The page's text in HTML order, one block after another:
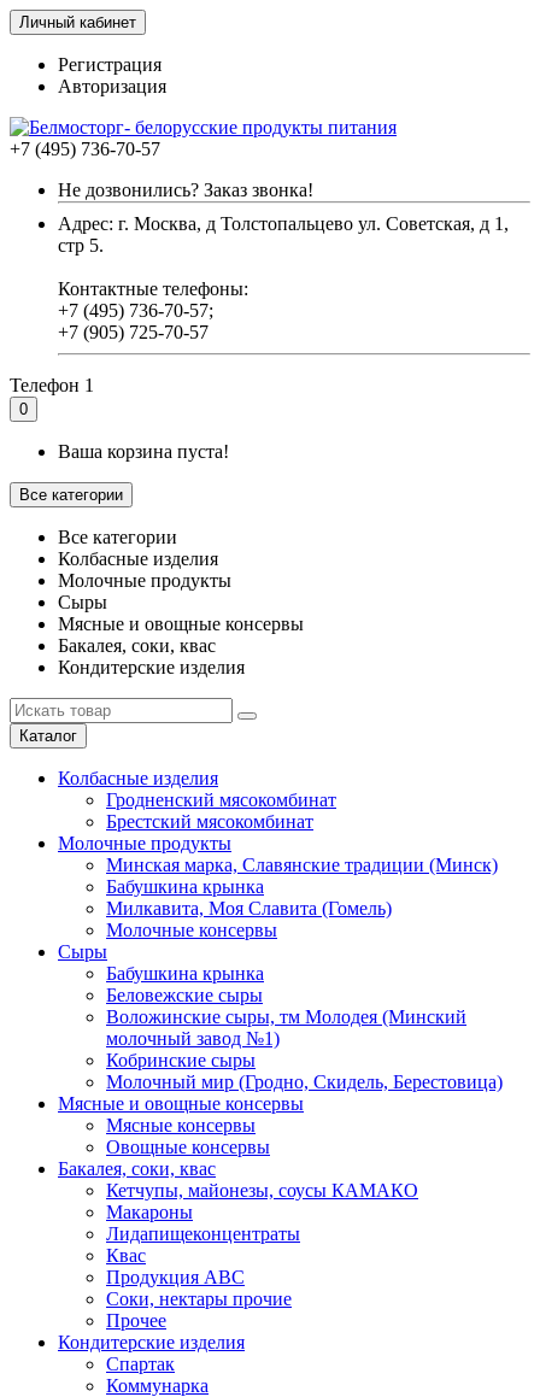
Личный кабинет
Регистрация
Авторизация
+7 (495) 736-70-57
Не дозвонились? Заказ звонка!
Адрес: г. Москва, д Толстопальцево ул. Советская, д 1,
стр 5.
Контактные телефоны:
+7 (495) 736-70-57;
+7 (905) 725-70-57
Телефон 1
0
Ваша корзина пуста!
Все категории
Все категории
Колбасные изделия
Молочные продукты
Сыры
Мясные и овощные консервы
Бакалея, соки, квас
Кондитерские изделия
Каталог
Колбасные изделия
Гродненский мясокомбинат
Брестский мясокомбинат
Молочные продукты
Минская марка, Славянские традиции (Минск)
Бабушкина крынка
Милкавита, Моя Славита (Гомель)
Молочные консервы
Сыры
Бабушкина крынка
Беловежские сыры
Воложинские сыры, тм Молодея (Минский
молочный завод №1)
Кобринские сыры
Молочный мир (Гродно, Скидель, Берестовица)
Мясные и овощные консервы
Мясные консервы
Овощные консервы
Бакалея, соки, квас
Кетчупы, майонезы, соусы КАМАКО
Макароны
Лидапищеконцентраты
Квас
Продукция АВС
Соки, нектары прочие
Прочее
Кондитерские изделия
Спартак
Коммунарка